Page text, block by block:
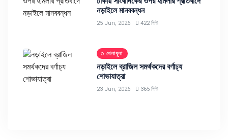
নড়াইলে মানববন্ধন
25 Jun, 2026 422 ভিউ
খেলাধুলা
নড়াইলে ব্রাজিল সমর্থকদের বর্ণাঢ্য
শোভাযাত্রা
23 Jun, 2026 365 ভিউ